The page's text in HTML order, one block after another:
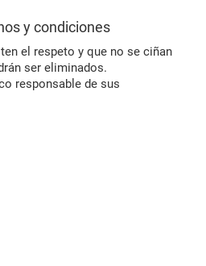
y condiciones
el respeto y que no se ciñan
ser eliminados.
responsable de sus